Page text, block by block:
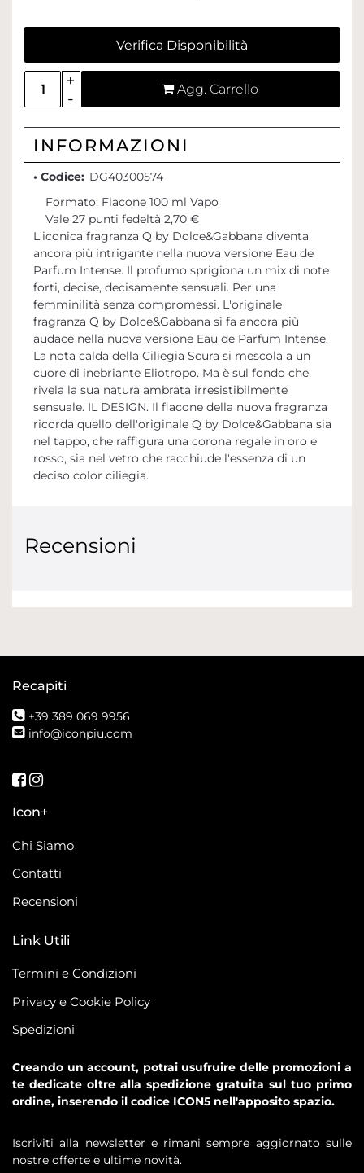
Verifica Disponibilità
Quantità
Agg. Carrello
INFORMAZIONI
• Codice: DG40300574
Formato: Flacone 100 ml Vapo
Vale 27 punti fedeltà 2,70 €
L'iconica fragranza Q by Dolce&Gabbana diventa
ancora più intrigante nella nuova versione Eau de
Parfum Intense. Il profumo sprigiona un mix di note
forti, decise, decisamente sensuali. Per una
femminilità senza compromessi. L'originale
fragranza Q by Dolce&Gabbana si fa ancora più
audace nella nuova versione Eau de Parfum Intense.
La nota calda della Ciliegia Scura si mescola a un
cuore di inebriante Eliotropo. Ma è sul fondo che
rivela la sua natura ambrata irresistibilmente
sensuale. IL DESIGN. Il flacone della nuova fragranza
ricorda quello dell'originale Q by Dolce&Gabbana sia
nel tappo, che raffigura una corona regale in oro e
rosso, sia nel vetro che racchiude l'essenza di un
deciso color ciliegia.
Recensioni
Recapiti
+39 389 069 9956
info@iconpiu.com
Seguici su Facebook
Seguici su Instagram
Icon+
Chi Siamo
Contatti
Recensioni
Link Utili
Termini e Condizioni
Privacy e Cookie Policy
Spedizioni
Creando un account, potrai usufruire delle promozioni a
te dedicate oltre alla spedizione gratuita sul tuo primo
ordine, inserendo il codice ICON5 nell'apposito spazio.
Iscriviti alla newsletter e rimani sempre aggiornato sulle
nostre offerte e ultime novità.